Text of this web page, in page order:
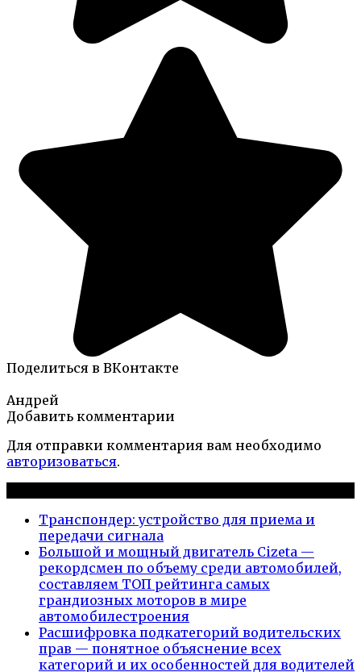
Поделиться в ВКонтакте
Андрей
Добавить комментарии
Для отправки комментария вам необходимо
авторизоваться.
Транспондер: устройство для приема и
передачи сигнала
Большой и мощный двигатель Cizeta —
рекордсмен по объему среди автомобилей,
составляем ТОП рейтинга самых
грандиозных моторов в мире
автомобилестроения
Расшифровка подкатегорий водительских
прав — понятное объяснение всех
категорий и их особенностей для водителей